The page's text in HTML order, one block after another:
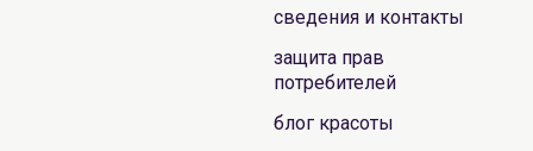
сведения и контакты
защита прав
потребителей
блог красоты